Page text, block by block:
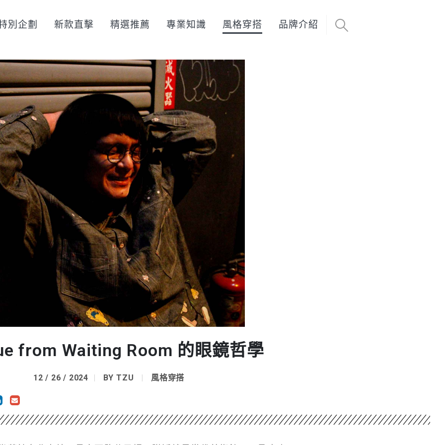
別企劃 新款直擊 精選推薦 專業知識 風格穿搭 品牌介紹
from Waiting Room 的眼鏡哲學
12 / 26 / 2024 BY TZU 風格穿搭